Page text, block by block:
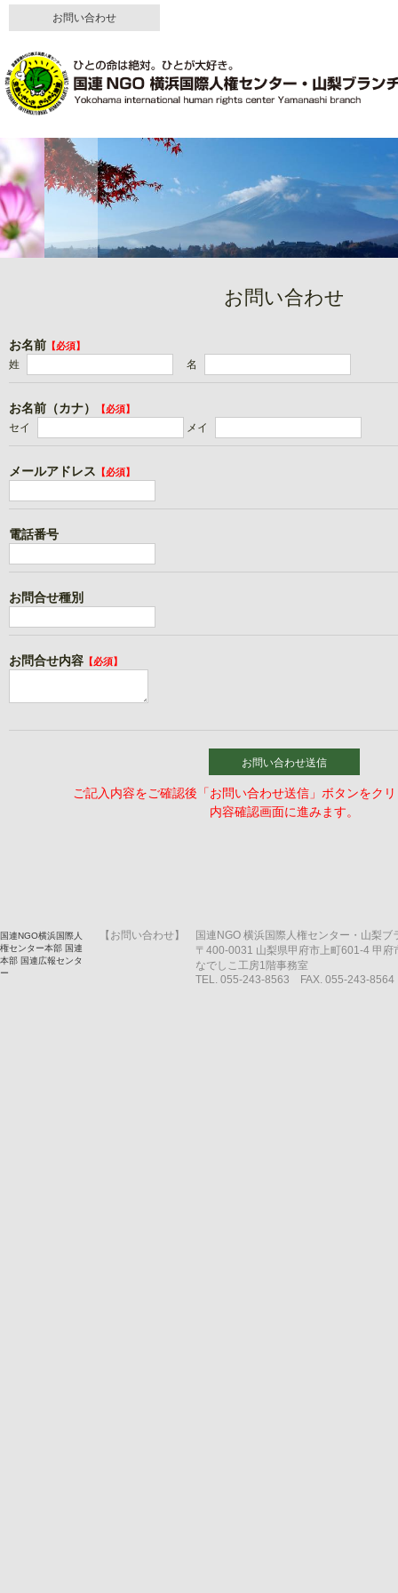
お問い合わせ
お問い合わせ
お名前 【必須】
姓 名
お名前（カナ） 【必須】
セイ メイ
メールアドレス 【必須】
電話番号
お問合せ種別
お問合せ内容 【必須】
お問い合わせ送信
ご記入内容をご確認後「お問い合わせ送信」ボタンをク
内容確認画面に進みます。
国連NGO横浜国際人
権センター本部 国連
本部 国連広報センタ
ー
【お問い合わせ】
国連NGO 横浜国際人権センター・山梨ブ
〒400-0031 山梨県甲府市上町601-4 甲府
なでしこ工房1階事務室
TEL. 055-243-8563 FAX. 055-243-8564